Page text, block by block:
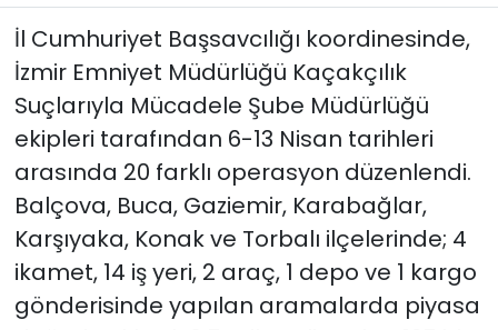
İl Cumhuriyet Başsavcılığı koordinesinde,
İzmir Emniyet Müdürlüğü Kaçakçılık
Suçlarıyla Mücadele Şube Müdürlüğü
ekipleri tarafından 6-13 Nisan tarihleri
arasında 20 farklı operasyon düzenlendi.
Balçova, Buca, Gaziemir, Karabağlar,
Karşıyaka, Konak ve Torbalı ilçelerinde; 4
ikamet, 14 iş yeri, 2 araç, 1 depo ve 1 kargo
gönderisinde yapılan aramalarda piyasa
Yaşam
YEREL POLİTİKA
YEREL YÖNETİMLER
Yurt